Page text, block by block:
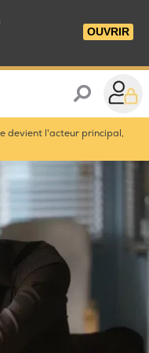
OUVRIR
devient l'acteur principal,